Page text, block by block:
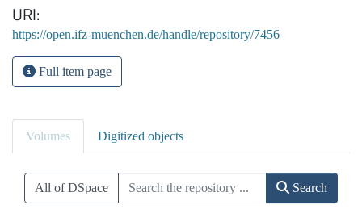
URI
https://open.ifz-muenchen.de/handle/repository/7456
Full item page
Volumes Digitized objects
All of DSpace Search